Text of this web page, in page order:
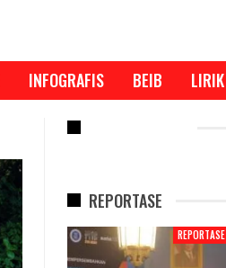
INFOGRAFIS BEIB LIRIK
REPORTASE
REPORTASE